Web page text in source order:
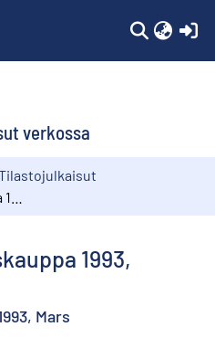
verkossa
1993,
Mars